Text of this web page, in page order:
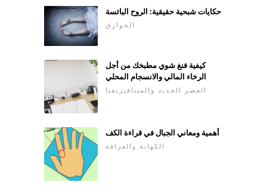
حكايات شبحية حقيقية: الروح البائسة
الخوارق
كيفية فنغ شوي مطبخك من أجل
الرخاء المالي والانسجام المحلي
العصر الجديد والميتافيزيقيا
أهمية ومعاني الجبال في قراءة الكف
الكهانة والعرافة